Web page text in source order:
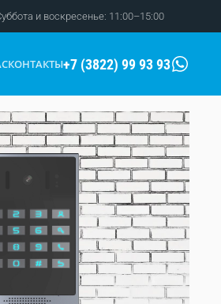
и воскресенье: 11:00–15:00
КОНТАКТЫ+7 (3822) 99 93 93